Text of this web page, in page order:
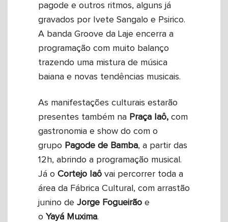
pagode e outros ritmos, alguns já
gravados por Ivete Sangalo e Psirico.
A banda Groove da Laje encerra a
programação com muito balanço
trazendo uma mistura de música
baiana e novas tendências musicais.
As manifestações culturais estarão
presentes também na Praça Iaô, com
gastronomia e show do com o
grupo Pagode de Bamba, a partir das
12h, abrindo a programação musical.
Já o Cortejo Iaô vai percorrer toda a
área da Fábrica Cultural, com arrastão
junino de Jorge Fogueirão e
o Yayá Muxima.